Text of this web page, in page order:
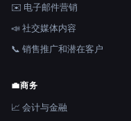
✉️ 电子邮件营销
📣 社交媒体内容
📞 销售推广和潜在客户
💼商务
📈 会计与金融